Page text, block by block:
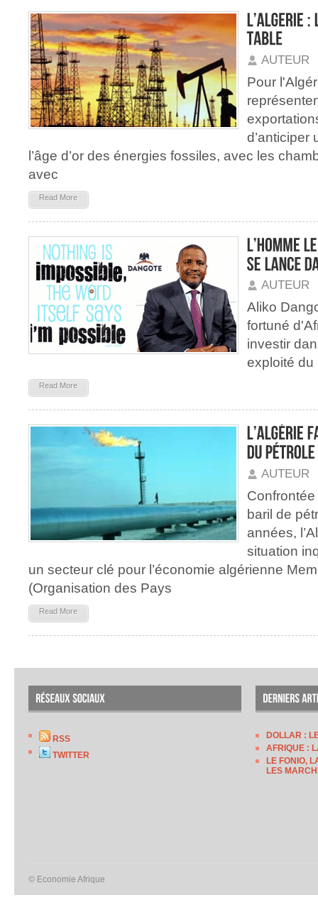
AUTEUR
Pour
d’anticiper
l’âge d’or des énergies fossiles, avec les
avec
Read More
AUTEUR
Aliko
fortuné
investir
exploité du
Read More
AUTEUR
baril de
années,
situation
un secteur clé pour l’économie algérienne
(Organisation des Pays
Read More
RSS
TWITTER
DOLLAR :
AFRIQUE :
LE FONIO,
LES
© Economie Afrique